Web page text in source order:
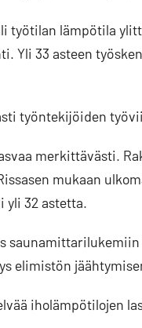
työtilan lämpötila
Yli 33 asteen
työntekijöiden
merkittävästi.
mukaan
yli 32 astetta.
saunamittarilukemiin
elimistön
iholämpötilojen